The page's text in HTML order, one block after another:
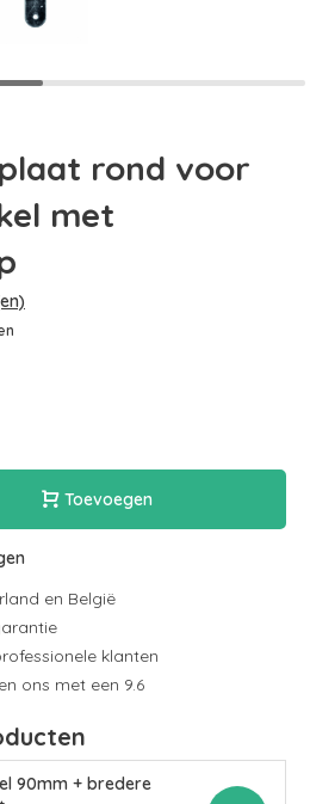
rond voor
met
Toevoegen
en België
klanten
ons met een 9.6
90mm + bredere